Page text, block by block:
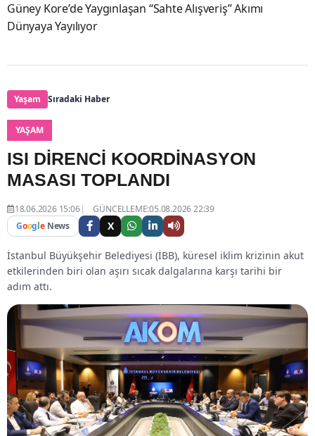
Güney Kore’de Yaygınlaşan “Sahte Alışveriş” Akımı
Dünyaya Yayılıyor
Yaşam Sıradaki Haber
YAŞAM
ISI DİRENCİ KOORDİNASYON
MASASI TOPLANDI
18.06.2026 15:06
GÜNCELLEME:05.08.2026 22:39
Google News X
İstanbul Büyükşehir Belediyesi (İBB), küresel iklim krizinin akut
etkilerinden biri olan aşırı sıcak dalgalarına karşı tarihi bir
adım attı.